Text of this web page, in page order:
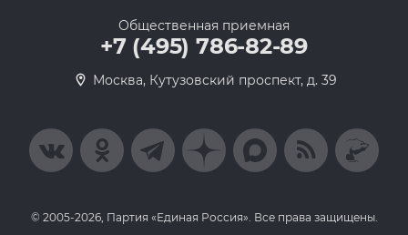
Общественная приемная
+7 (495) 786-82-89
Москва, Кутузовский проспект, д. 39
© 2005-2026, Партия «Единая Россия». Все права защищены.